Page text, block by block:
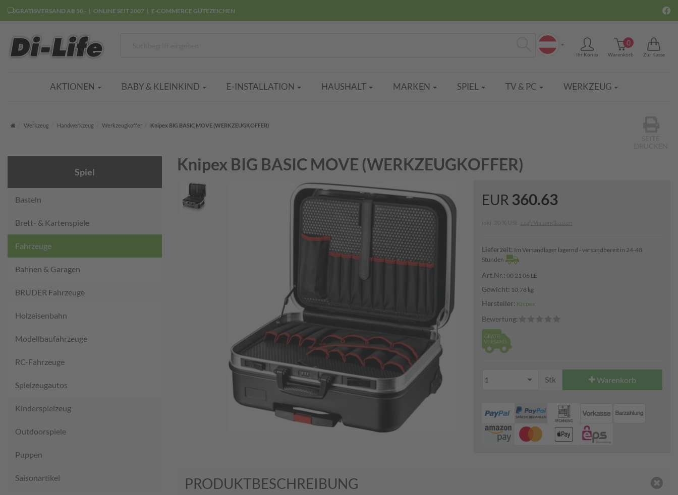
GRATISVERSAND AB 50,- ONLINE SEIT 2007 E-COMMERCE GÜTEZEICHEN
Suchen Ihr Konto Warenkorb
0
Zur Kasse
AKTIONEN BABY & KLEINKIND E-INSTALLATION HAUSHALT MARKEN SPIEL TV & PC WERKZEUG
Startseite
Werkzeug Handwerkzeug Werkzeugkoffer Knipex BIG BASIC MOVE (WERKZEUGKOFFER)
Spiel
Basteln
Brett- & Kartenspiele
Fahrzeuge
Bahnen & Garagen
BRUDER Fahrzeuge
Holzeisenbahn
Modellbaufahrzeuge
RC-Fahrzeuge
Spielzeugautos
Kinderspielzeug
Outdoorspiele
Puppen
Saisonartikel
Knipex BIG BASIC MOVE (WERKZEUGKOFFER)
EUR 360.63
Lieferzeit: Im Versandlager lagernd - versandbereit in 24-48
Stunden
Art.Nr.: 00 21 06 LE
Gewicht: 10,78 kg
Hersteller: Knipex
Bewertung:
1 Stk Warenkorb
PRODUKTBESCHREIBUNG